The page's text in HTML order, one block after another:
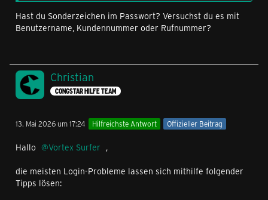
Hast du Sonderzeichen im Passwort? Versuchst du es mit
Benutzername, Kundennummer oder Rufnummer?
Christian
CONGSTAR HILFE TEAM
13. Mai 2026 um 17:24 Hilfreichste Antwort Offizieller Beitrag
Hallo Vortex Surfer ,
die meisten Login-Probleme lassen sich mithilfe folgender
Tipps lösen: